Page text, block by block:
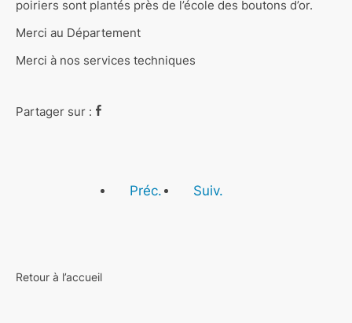
Retour à l’accueil
poiriers sont plantés près de l’école des boutons d’or.
Merci au Département
Merci à nos services techniques
Partager sur :
Préc. Suiv.